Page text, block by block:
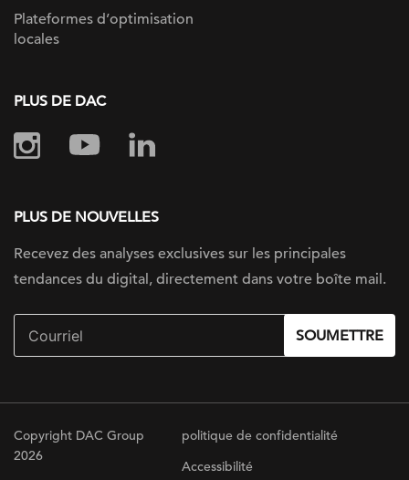
Plateformes d’optimisation
locales
PLUS DE DAC
PLUS DE NOUVELLES
Recevez des analyses exclusives sur les principales
tendances du digital, directement dans votre boîte mail.
SOUMETTRE
Copyright DAC Group
2026
politique de confidentialité
Accessibilité